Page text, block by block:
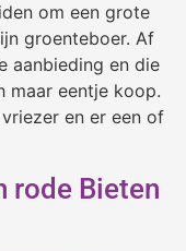
om een grote
groenteboer. Af
aanbieding en die
maar eentje koop.
en er een of
rode Bieten